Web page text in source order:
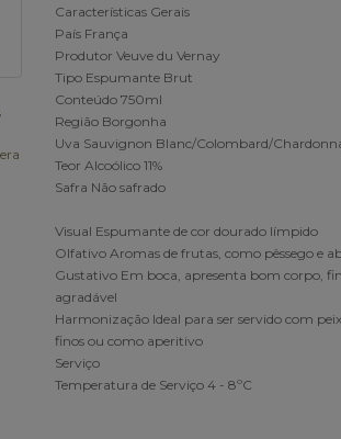
Características Gerais
País França
Produtor Veuve du Vernay
Tipo Espumante Brut
Conteúdo 750ml
Região Borgonha
Uva Sauvignon Blanc/Colombard/
Teor Alcoólico 11%
Safra Não safrado
Visual Espumante de cor dourado límpido
Olfativo Aromas de frutas, como pêssego e
Gustativo Em boca, apresenta bom corpo,
agradável
Harmonização Ideal para ser servido com
finos ou como aperitivo
Serviço
Temperatura de Serviço 4 - 8ºC